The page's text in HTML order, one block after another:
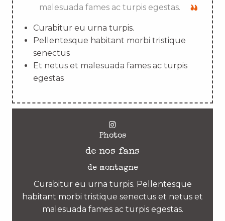
malesuada fames ac turpis egestas.
Curabitur eu urna turpis.
Pellentesque habitant morbi tristique
senectus
Et netus et malesuada fames ac turpis
egestas
Photos
de nos fans
de montagne
Curabitur eu urna turpis. Pellentesque
habitant morbi tristique senectus et netus et
malesuada fames ac turpis egestas.